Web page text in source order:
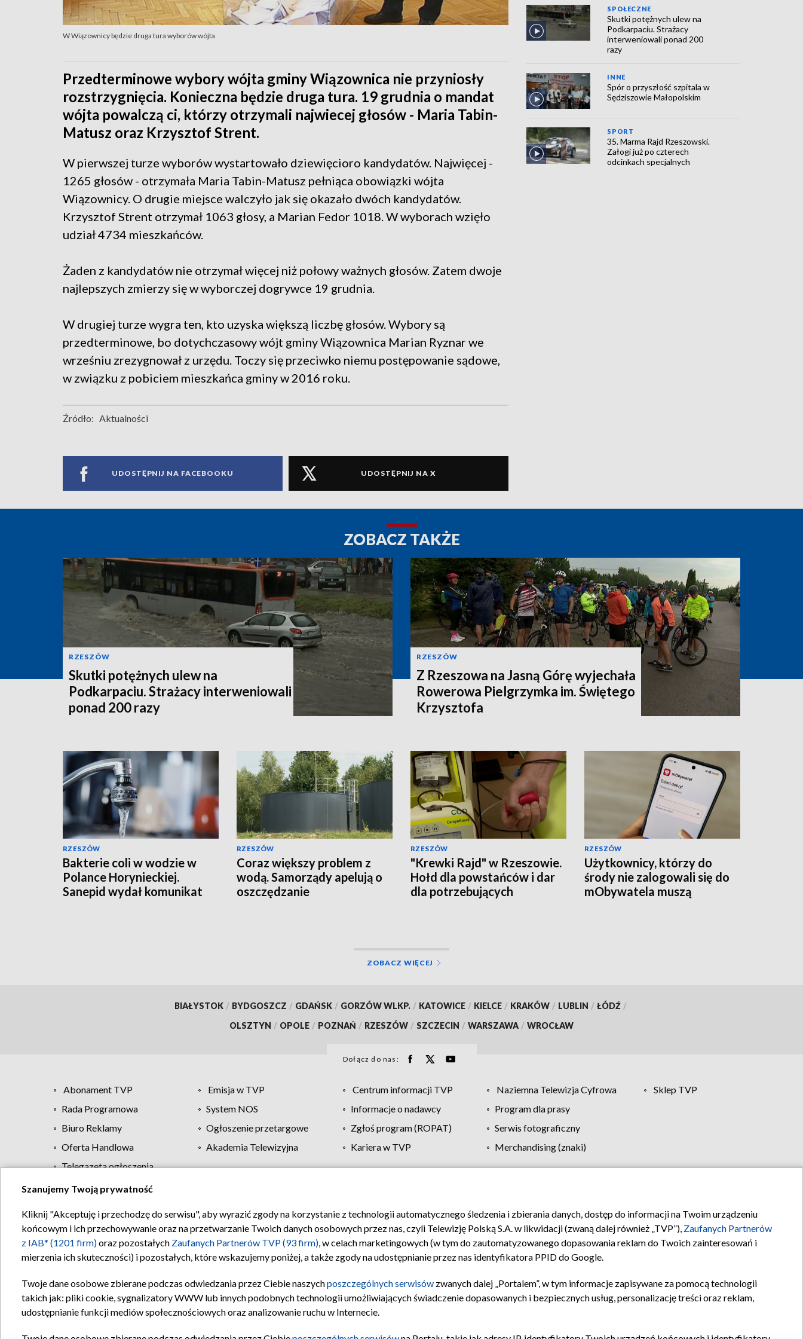
W Wiązownicy będzie druga tura wyborów wójta
Przedterminowe wybory wójta gminy Wiązownica nie przyniosły
rozstrzygnięcia. Konieczna będzie druga tura. 19 grudnia o mandat
wójta powalczą ci, którzy otrzymali najwiecej głosów - Maria Tabin-
Matusz oraz Krzysztof Strent.
W pierwszej turze wyborów wystartowało dziewięcioro kandydatów. Najwięcej -
1265 głosów - otrzymała Maria Tabin-Matusz pełniąca obowiązki wójta
Wiązownicy. O drugie miejsce walczyło jak się okazało dwóch kandydatów.
Krzysztof Strent otrzymał 1063 głosy, a Marian Fedor 1018. W wyborach wzięło
udział 4734 mieszkańców.
Żaden z kandydatów nie otrzymał więcej niż połowy ważnych głosów. Zatem dwoje
najlepszych zmierzy się w wyborczej dogrywce 19 grudnia.
W drugiej turze wygra ten, kto uzyska większą liczbę głosów. Wybory są
przedterminowe, bo dotychczasowy wójt gminy Wiązownica Marian Ryznar we
wrześniu zrezygnował z urzędu. Toczy się przeciwko niemu postępowanie sądowe,
w związku z pobiciem mieszkańca gminy w 2016 roku.
Źródło: Aktualności
UDOSTĘPNIJ NA FACEBOOKU UDOSTĘPNIJ NA X
SPOŁECZNE
Skutki potężnych ulew na
Podkarpaciu. Strażacy
interweniowali ponad 200
razy
INNE
Spór o przyszłość szpitala w
Sędziszowie Małopolskim
SPORT
35. Marma Rajd Rzeszowski.
Załogi już po czterech
odcinkach specjalnych
ZOBACZ TAKŻE
RZESZÓW
Skutki potężnych ulew na
Podkarpaciu. Strażacy interweniowali
ponad 200 razy
RZESZÓW
Z Rzeszowa na Jasną Górę wyjechała
Rowerowa Pielgrzymka im. Świętego
Krzysztofa
RZESZÓW
Bakterie coli w wodzie w
Polance Horynieckiej.
Sanepid wydał komunikat
RZESZÓW
Coraz większy problem z
wodą. Samorządy apelują o
oszczędzanie
RZESZÓW
"Krewki Rajd" w Rzeszowie.
Hołd dla powstańców i dar
dla potrzebujących
RZESZÓW
Użytkownicy, którzy do
środy nie zalogowali się do
mObywatela muszą
ZOBACZ WIĘCEJ
BIAŁYSTOK / BYDGOSZCZ / GDAŃSK / GORZÓW WLKP. / KATOWICE / KIELCE / KRAKÓW / LUBLIN / ŁÓDŹ /
OLSZTYN / OPOLE / POZNAŃ / RZESZÓW / SZCZECIN / WARSZAWA / WROCŁAW
Dołącz do nas:
Abonament TVP Emisja w TVP Centrum informacji TVP Naziemna Telewizja Cyfrowa
Sklep TVP
Rada Programowa
System NOS Informacje o nadawcy
Program dla prasy
Biuro Reklamy
Ogłoszenie przetargowe Zgłoś program (ROPAT)
Serwis fotograficzny
Oferta Handlowa
Akademia Telewizyjna Kariera w TVP
Merchandising (znaki)
Telegazeta ogłoszenia
Regulamin TVP Polityka prywatności Moje zgody Pomoc Biuro reklamy Kontakt
Szanujemy Twoją prywatność
Kliknij "Akceptuję i przechodzę do serwisu", aby wyrazić zgody na korzystanie z technologii automatycznego śledzenia i zbierania danych, dostęp do informacji na Twoim urządzeniu
końcowym i ich przechowywanie oraz na przetwarzanie Twoich danych osobowych przez nas, czyli Telewizję Polską S.A. w likwidacji (zwaną dalej również „TVP”), Zaufanych Partnerów
z IAB* (1201 firm)oraz pozostałych Zaufanych Partnerów TVP (93 firm), w celach marketingowych (w tym do zautomatyzowanego dopasowania reklam do Twoich zainteresowań i
mierzenia ich skuteczności) i pozostałych, które wskazujemy poniżej, a także zgody na udostępnianie przez nas identyfikatora PPID do Google.
Twoje dane osobowe zbierane podczas odwiedzania przez Ciebie naszychposzczególnych serwisów zwanych dalej „Portalem”, w tym informacje zapisywane za pomocą technologii
takich jak: pliki cookie, sygnalizatory WWW lub innych podobnych technologii umożliwiających świadczenie dopasowanych i bezpiecznych usług, personalizację treści oraz reklam,
udostępnianie funkcji mediów społecznościowych oraz analizowanie ruchu w Internecie.